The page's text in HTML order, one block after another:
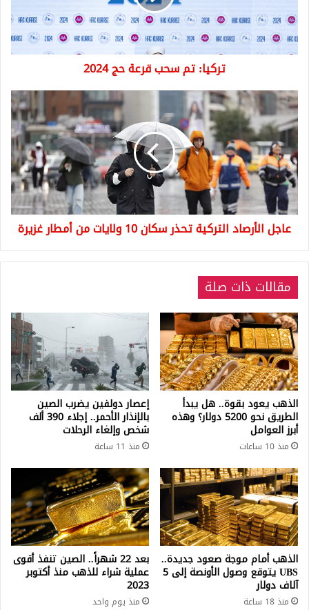
2024
تركيا: تم سحب قرعة حج 2024
عاجل
الأرصاد
التركية
تحذر
سكان
10
ولايات
من
أمطار
غزيرة
عاجل الأرصاد التركية تحذر سكان 10 ولايات من أمطار غزيرة
مقالات ذات صلة
الذهب يعود بقوة.. هل يبدأ
الطريق نحو 5200 دولار؟ وهذه
أبرز العوامل
منذ 10 ساعات
إعصار دولفين يضرب الصين
بالإنذار الأحمر.. إجلاء 390 ألف
شخص وإلغاء الرحلات
منذ 11 ساعة
الذهب أمام موجة صعود جديدة..
UBS يتوقع وصول الأونصة إلى 5
آلاف دولار
منذ 18 ساعة
بعد 22 شهراً.. الصين تنفذ أقوى
عملية شراء للذهب منذ أكتوبر
2023
منذ يوم واحد